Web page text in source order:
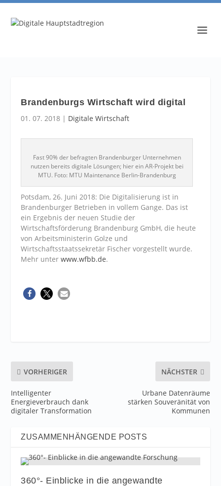
Brandenburgs Wirtschaft wird digital
01. 07. 2018 | Digitale Wirtschaft
Fast 90% der befragten Brandenburger Unternehmen
nutzen bereits digitale Lösungen; hier ein AR-Projekt bei
MTU. Foto: MTU Maintenance Berlin-Brandenburg
Potsdam, 26. Juni 2018: Die Digitalisierung ist in
Brandenburger Betrieben in vollem Gange. Das ist
ein Ergebnis der neuen Studie der
Wirtschaftsförderung Brandenburg GmbH, die heute
von Arbeitsministerin Golze und
Wirtschaftsstaatssekretär Fischer vorgestellt wurde.
Mehr unterwww.wfbb.de.
VORHERIGER
Intelligenter
Energieverbrauch dank
digitaler Transformation
NÄCHSTER
Urbane Datenräume
stärken Souveränität von
Kommunen
ZUSAMMENHÄNGENDE POSTS
360°- Einblicke in die angewandte